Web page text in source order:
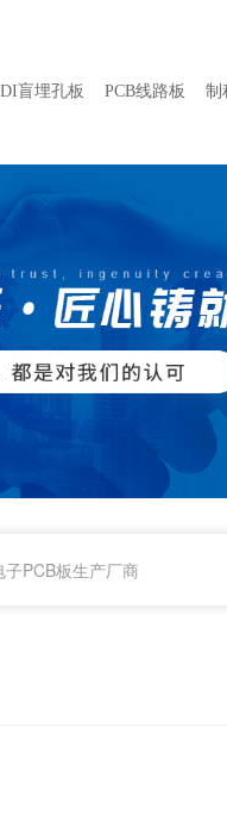
盲埋孔板 PCB线路板 制
子PCB板生产厂商